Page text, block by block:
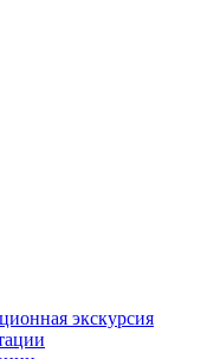
экскурсия